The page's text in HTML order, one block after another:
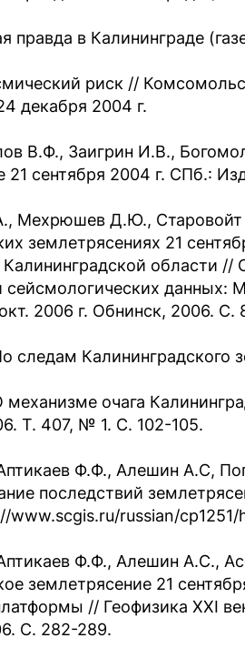
правда в Калининграде
риск //
декабря 2004 г.
В.Ф., Заигрин И.В.,
21 сентября 2004 г. СПб.:
Мехрюшев Д.Ю., Старовойт
землетрясениях 21
Калининградской области
сейсмологических
2006 г. Обнинск, 2006. С.
следам
очага
Т. 407, № 1. С. 102-105.
Ф.Ф., Алешин А.С,
последствий
www.scgis.ru/russian/
Ф.Ф., Алешин А.С.,
землетрясение 21
// Геофизика XXI
С. 282-289.